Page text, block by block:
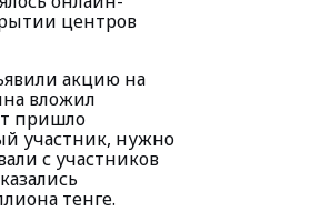
центров
акцию на
вложил
пришло
участник, нужно
с участников
тенге.